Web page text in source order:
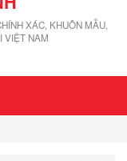
XÁC, KHUÔN MẪU,
VIỆT NAM